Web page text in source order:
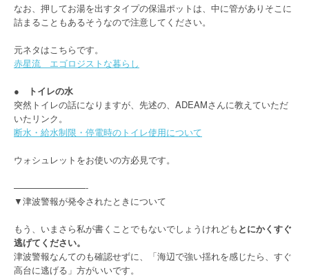
なお、押してお湯を出すタイプの保温ポットは、中に管がありそこに
詰まることもあるそうなので注意してください。
元ネタはこちらです。
赤星流 エゴロジストな暮らし
● トイレの水
突然トイレの話になりますが、先述の、ADEAMさんに教えていただ
いたリンク。
断水・給水制限・停電時のトイレ使用について
ウォシュレットをお使いの方必見です。
————————-
▼津波警報が発令されたときについて
もう、いまさら私が書くことでもないでしょうけれども とにかくすぐ
逃げてください。
津波警報なんてのも確認せずに、「海辺で強い揺れを感じたら、すぐ
高台に逃げる」方がいいです。